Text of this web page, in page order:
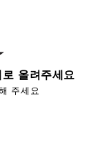
올려주세요
주세요